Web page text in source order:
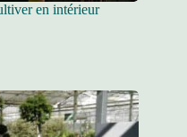
en intérieur